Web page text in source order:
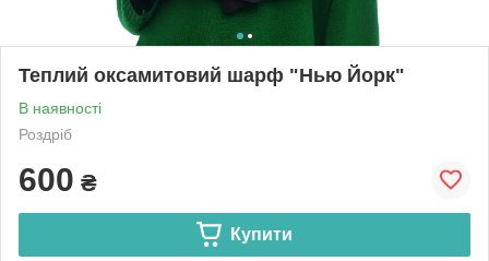
Теплий оксамитовий шарф "Нью Йорк"
В наявності
Роздріб
600 ₴
Купити